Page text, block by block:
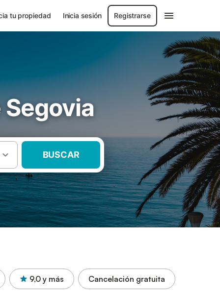
tu propiedad Inicia sesión Registrarse
BUSCAR
9,0 y más Cancelación gratuita